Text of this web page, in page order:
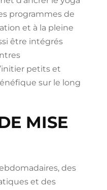
programmes de
et à la pleine
être intégrés
petits et
sur le long
MISE
des
et des